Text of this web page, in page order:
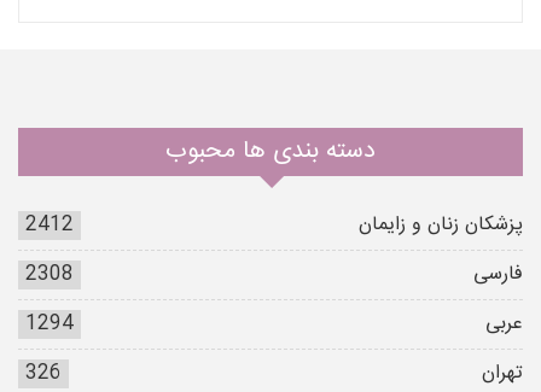
دسته بندی ها محبوب
پزشکان زنان و زایمان
2412
فارسی
2308
عربی
1294
تهران
326